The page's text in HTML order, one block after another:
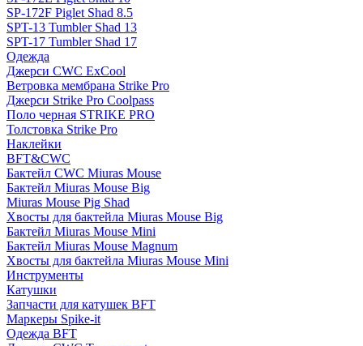
SP-172F Piglet Shad 8.5
SPT-13 Tumbler Shad 13
SPT-17 Tumbler Shad 17
Одежда
Джерси CWC ExCool
Ветровка мембрана Strike Pro
Джерси Strike Pro Coolpass
Поло черная STRIKE PRO
Толстовка Strike Pro
Наклейки
BFT&CWC
Бактейл CWC Miuras Mouse
Бактейл Miuras Mouse Big
Miuras Mouse Pig Shad
Хвосты для бактейла Miuras Mouse Big
Бактейл Miuras Mouse Mini
Бактейл Miuras Mouse Magnum
Хвосты для бактейла Miuras Mouse Mini
Инструменты
Катушки
Запчасти для катушек BFT
Маркеры Spike-it
Одежда BFT